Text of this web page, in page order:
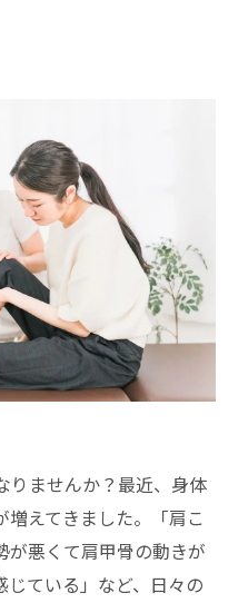
りませんか？最近、身体
増えてきました。「肩こ
が悪くて肩甲骨の動きが
じている」など、日々の